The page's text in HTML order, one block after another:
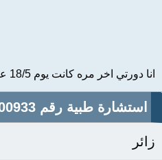
انا دورتي اخر مره كانت يوم 18/5 عملت اختبار منزلي...
استشارة طبية رقم 100933
زائر